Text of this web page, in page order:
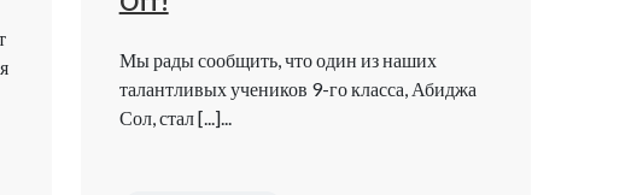
Мы рады сообщить, что один из наших
талантливых учеников 9-го класса, Абиджа
Сол, стал [...]...